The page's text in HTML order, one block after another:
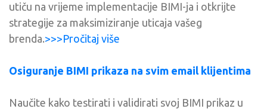
utiču na vrijeme implementacije BIMI-ja i otkrijte
strategije za maksimiziranje uticaja vašeg
brenda.>>>Pročitaj više
Osiguranje BIMI prikaza na svim email klijentima
Naučite kako testirati i validirati svoj BIMI prikaz u